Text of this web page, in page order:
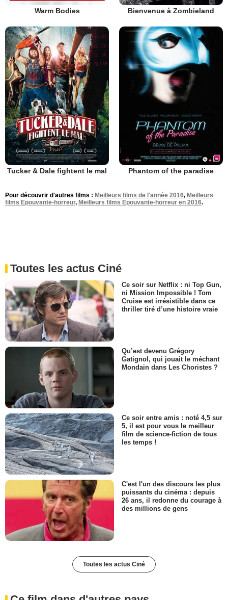
Warm Bodies Bienvenue à Zombieland
Tucker & Dale fightent le mal Phantom of the paradise
Pour découvrir d'autres films : Meilleurs films de l'année 2016, Meilleurs
films Epouvante-horreur, Meilleurs films Epouvante-horreur en 2016.
Toutes les actus Ciné
Ce soir sur Netflix : ni Top Gun,
ni Mission Impossible ! Tom
Cruise est irrésistible dans ce
thriller tiré d’une histoire vraie
Qu’est devenu Grégory
Gatignol, qui jouait le méchant
Mondain dans Les Choristes ?
Ce soir entre amis : noté 4,5 sur
5, il est pour vous le meilleur
film de science-fiction de tous
les temps !
C'est l'un des discours les plus
puissants du cinéma : depuis
26 ans, il redonne du courage à
des millions de gens
Toutes les actus Ciné